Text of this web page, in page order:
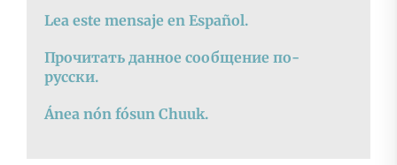
Lea este mensaje en Español.
Прочитать данное сообщение по-
русски.
Ánea nón fósun Chuuk.